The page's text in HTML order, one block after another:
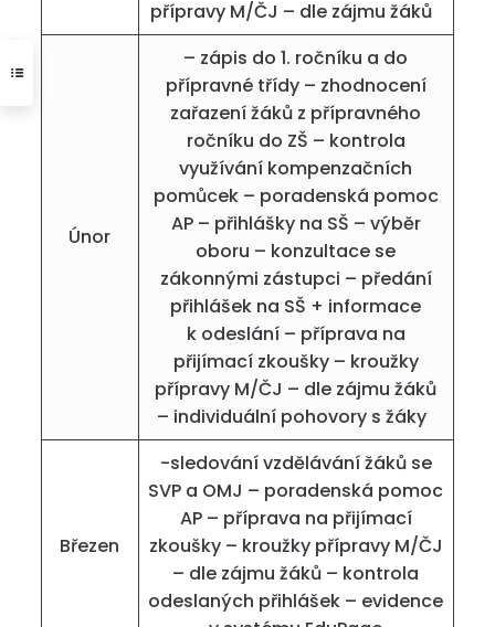
přípravy M/ČJ – dle zájmu žáků
Únor
– zápis do 1. ročníku a do
přípravné třídy – zhodnocení
zařazení žáků z přípravného
ročníku do ZŠ – kontrola
využívání kompenzačních
pomůcek – poradenská pomoc
AP – přihlášky na SŠ – výběr
oboru – konzultace se
zákonnými zástupci – předání
přihlášek na SŠ + informace
k odeslání – příprava na
přijímací zkoušky – kroužky
přípravy M/ČJ – dle zájmu žáků
– individuální pohovory s žáky
Březen
-sledování vzdělávání žáků se
SVP a OMJ – poradenská pomoc
AP – příprava na přijímací
zkoušky – kroužky přípravy M/ČJ
– dle zájmu žáků – kontrola
odeslaných přihlášek – evidence